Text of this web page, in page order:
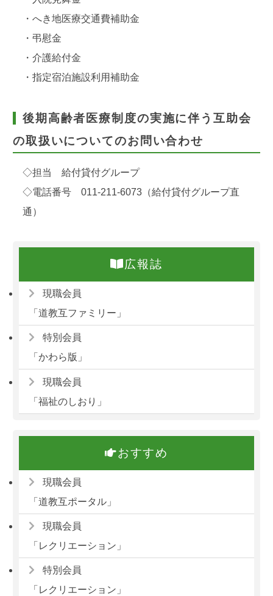
・へき地医療交通費補助金
・弔慰金
・介護給付金
・指定宿泊施設利用補助金
後期高齢者医療制度の実施に伴う互助会
の取扱いについてのお問い合わせ
◇担当 給付貸付グループ
◇電話番号 011-211-6073（給付貸付グループ直
通）
広報誌
現職会員
「道教互ファミリー」
特別会員
「かわら版」
現職会員
「福祉のしおり」
おすすめ
現職会員
「道教互ポータル」
現職会員
「レクリエーション」
特別会員
「レクリエーション」